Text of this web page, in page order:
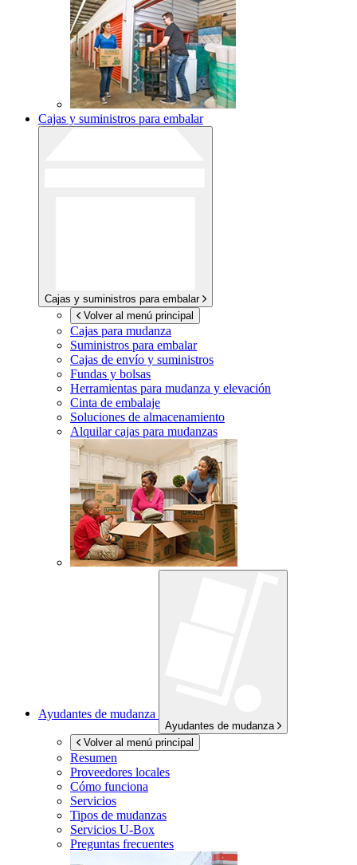
Cajas y suministros para embalar
Cajas y suministros para embalar
Volver al menú principal
Cajas para mudanza
Suministros para embalar
Cajas de envío y suministros
Fundas y bolsas
Herramientas para mudanza y elevación
Cinta de embalaje
Soluciones de almacenamiento
Alquilar cajas para mudanzas
Ayudantes de mudanza
Ayudantes de mudanza
Volver al menú principal
Resumen
Proveedores locales
Cómo funciona
Servicios
Tipos de mudanzas
Servicios U-Box
Preguntas frecuentes